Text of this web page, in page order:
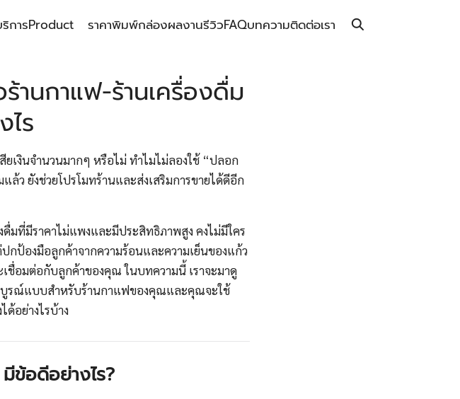
การProduct ราคาพิมพ์กล่องผลงานรีวิวFAQบทความติดต่อเรา
นกาแฟ-ร้านเครื่องดื่ม
ไร
เงินจำนวนมากๆ หรือไม่ ทำไมไม่ลองใช้ “ปลอก
ว ยังช่วยโปรโมทร้านและส่งเสริมการขายได้ดีอีก
มที่มีราคาไม่แพงและมีประสิทธิภาพสูง คงไม่มีใคร
ป้องมือลูกค้าจากความร้อนและความเย็นของแก้ว
ชื่อมต่อกับลูกค้าของคุณ ในบทความนี้ เราจะมาดู
บูรณ์แบบสำหรับร้านกาแฟของคุณและคุณจะใช้
อย่างไรบ้าง
ข้อดีอย่างไร?